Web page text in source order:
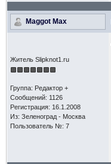
Maggot Max
Житель Slipknot1.ru
Группа: Редактор +
Сообщений: 1126
Регистрация: 16.1.2008
Из: Зеленоград - Москва
Пользователь №: 7